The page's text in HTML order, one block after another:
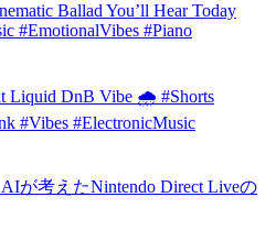
Ballad You’ll Hear Today
#EmotionalVibes #Piano
Liquid DnB Vibe 🌧️ #Shorts
#Vibes #ElectronicMusic
AIが考えたNintendo Direct Liveの